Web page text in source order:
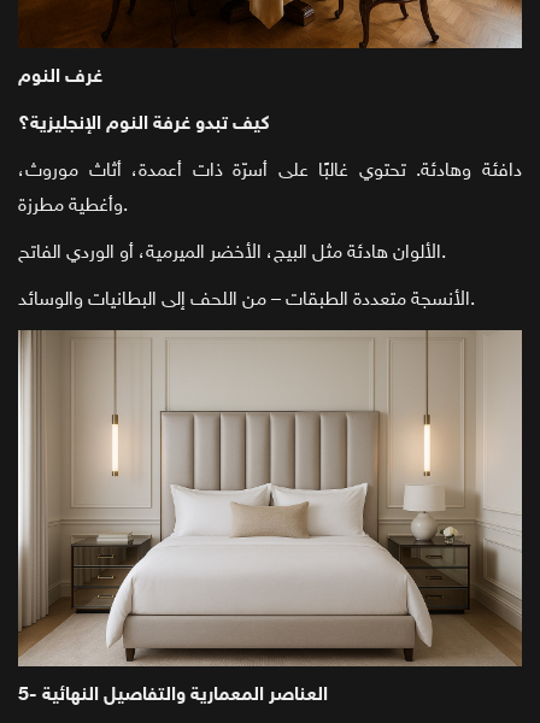
غرف النوم
كيف تبدو غرفة النوم الإنجليزية؟
دافئة وهادئة. تحتوي غالبًا على أسرّة ذات أعمدة، أثاث موروث،
وأغطية مطرزة.
الألوان هادئة مثل البيج، الأخضر الميرمية، أو الوردي الفاتح.
الأنسجة متعددة الطبقات – من اللحف إلى البطانيات والوسائد.
5- العناصر المعمارية والتفاصيل النهائية